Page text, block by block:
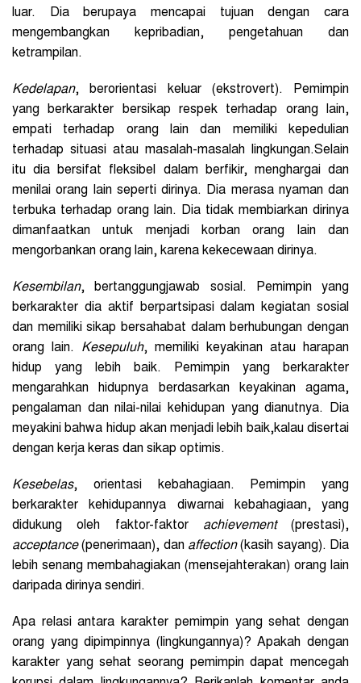
luar. Dia berupaya mencapai tujuan dengan cara
mengembangkan kepribadian, pengetahuan dan
ketrampilan.
Kedelapan, berorientasi keluar (ekstrovert). Pemimpin
yang berkarakter bersikap respek terhadap orang lain,
empati terhadap orang lain dan memiliki kepedulian
terhadap situasi atau masalah-masalah lingkungan.Selain
itu dia bersifat fleksibel dalam berfikir, menghargai dan
menilai orang lain seperti dirinya. Dia merasa nyaman dan
terbuka terhadap orang lain. Dia tidak membiarkan dirinya
dimanfaatkan untuk menjadi korban orang lain dan
mengorbankan orang lain, karena kekecewaan dirinya.
Kesembilan, bertanggungjawab sosial. Pemimpin yang
berkarakter dia aktif berpartsipasi dalam kegiatan sosial
dan memiliki sikap bersahabat dalam berhubungan dengan
orang lain. Kesepuluh, memiliki keyakinan atau harapan
hidup yang lebih baik. Pemimpin yang berkarakter
mengarahkan hidupnya berdasarkan keyakinan agama,
pengalaman dan nilai-nilai kehidupan yang dianutnya. Dia
meyakini bahwa hidup akan menjadi lebih baik,kalau disertai
dengan kerja keras dan sikap optimis.
Kesebelas, orientasi kebahagiaan. Pemimpin yang
berkarakter kehidupannya diwarnai kebahagiaan, yang
didukung oleh faktor-faktor achievement(prestasi),
acceptance(penerimaan), dan affection(kasih sayang). Dia
lebih senang membahagiakan (mensejahterakan) orang lain
daripada dirinya sendiri.
Apa relasi antara karakter pemimpin yang sehat dengan
orang yang dipimpinnya (lingkungannya)? Apakah dengan
karakter yang sehat seorang pemimpin dapat mencegah